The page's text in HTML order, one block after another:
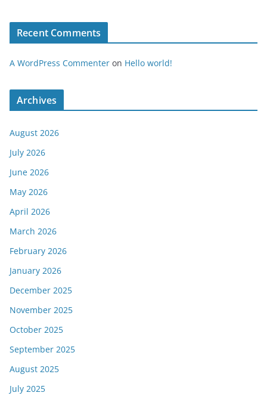
Recent Comments
A WordPress Commenter on Hello world!
Archives
August 2026
July 2026
June 2026
May 2026
April 2026
March 2026
February 2026
January 2026
December 2025
November 2025
October 2025
September 2025
August 2025
July 2025